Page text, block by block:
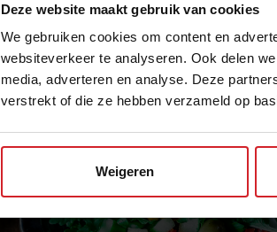
Deze website maakt gebruik van cookies
We gebruiken cookies om content en
websiteverkeer te analyseren. Ook delen
media, adverteren en analyse. Deze
verstrekt of die ze hebben verzameld op
Weigeren